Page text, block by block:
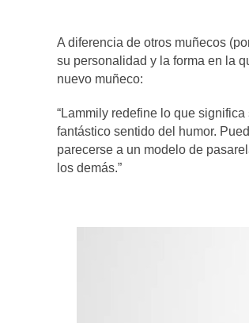
A diferencia de otros muñecos
su personalidad y la forma en la
nuevo muñeco:
“Lammily redefine lo que significa
fantástico sentido del humor.
parecerse a un modelo de
los demás.”